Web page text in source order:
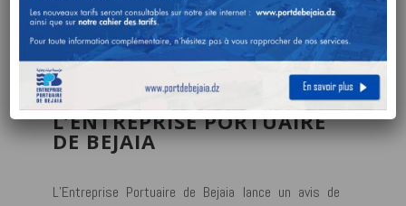
FOURNITURE ELECTRIQUE
POUR LE COMPTE DE
L’ENTREPRISE PORTUAIRE
DE BEJAIA
L’Entreprise Portuaire de Bejaia lance un avis de